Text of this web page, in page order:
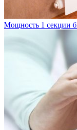
Мощность 1 секции